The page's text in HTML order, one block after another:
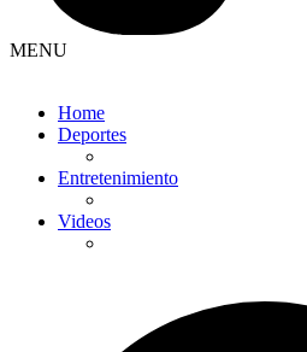
MENU
Home
Deportes
Entretenimiento
Videos